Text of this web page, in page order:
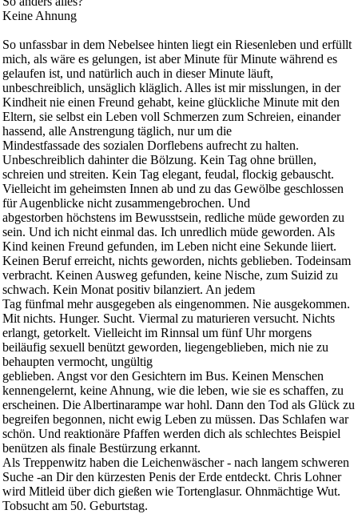
Keine Ahnung
So unfassbar in dem Nebelsee hinten liegt ein Riesenleben und erfüllt
mich, als wäre es gelungen, ist aber Minute für Minute während es
gelaufen ist, und natürlich auch in dieser Minute läuft,
unbeschreiblich, unsäglich kläglich. Alles ist mir misslungen, in der
Kindheit nie einen Freund gehabt, keine glückliche Minute mit den
Eltern, sie selbst ein Leben voll Schmerzen zum Schreien, einander
hassend, alle Anstrengung täglich, nur um die
Mindestfassade des sozialen Dorflebens aufrecht zu halten.
Unbeschreiblich dahinter die Bölzung. Kein Tag ohne brüllen,
schreien und streiten. Kein Tag elegant, feudal, flockig gebauscht.
Vielleicht im geheimsten Innen ab und zu das Gewölbe geschlossen
für Augenblicke nicht zusammengebrochen. Und
abgestorben höchstens im Bewusstsein, redliche müde geworden zu
sein. Und ich nicht einmal das. Ich unredlich müde geworden. Als
Kind keinen Freund gefunden, im Leben nicht eine Sekunde liiert.
Keinen Beruf erreicht, nichts geworden, nichts geblieben. Todeinsam
verbracht. Keinen Ausweg gefunden, keine Nische, zum Suizid zu
schwach. Kein Monat positiv bilanziert. An jedem
Tag fünfmal mehr ausgegeben als eingenommen. Nie ausgekommen.
Mit nichts. Hunger. Sucht. Viermal zu maturieren versucht. Nichts
erlangt, getorkelt. Vielleicht im Rinnsal um fünf Uhr morgens
beiläufig sexuell benützt geworden, liegengeblieben, mich nie zu
behaupten vermocht, ungültig
geblieben. Angst vor den Gesichtern im Bus. Keinen Menschen
kennengelernt, keine Ahnung, wie die leben, wie sie es schaffen, zu
erscheinen. Die Albertinarampe war hohl. Dann den Tod als Glück zu
begreifen begonnen, nicht ewig Leben zu müssen. Das Schlafen war
schön. Und reaktionäre Pfaffen werden dich als schlechtes Beispiel
benützen als finale Bestürzung erkannt.
Als Treppenwitz haben die Leichenwäscher - nach langem schweren
Suche -an Dir den kürzesten Penis der Erde entdeckt. Chris Lohner
wird Mitleid über dich gießen wie Tortenglasur. Ohnmächtige Wut.
Tobsucht am 50. Geburtstag.